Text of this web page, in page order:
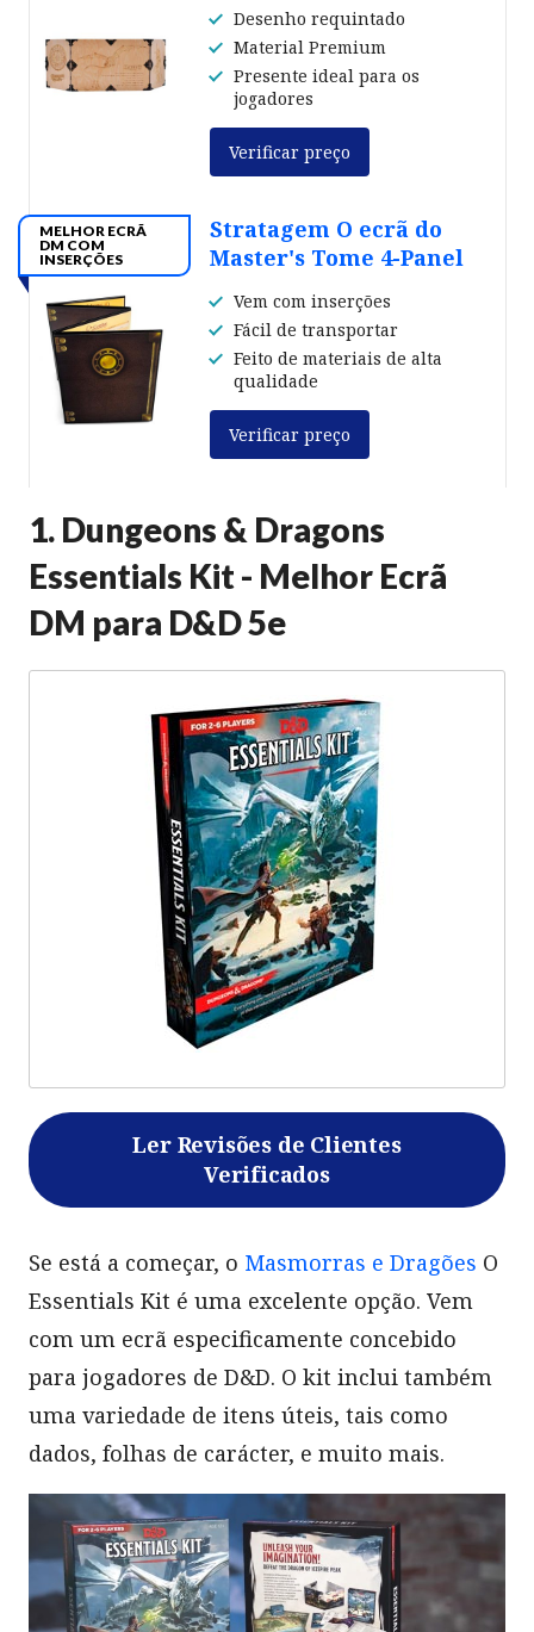
Desenho requintado
Material Premium
Presente ideal para os
jogadores
Verificar preço
MELHOR ECRÃ
DM COM
INSERÇÕES
Stratagem O ecrã do
Master's Tome 4-Panel
Vem com inserções
Fácil de transportar
Feito de materiais de alta
qualidade
Verificar preço
1. Dungeons & Dragons
Essentials Kit - Melhor Ecrã
DM para D&D 5e
Ler Revisões de Clientes
Verificados
Se está a começar, o Masmorras e Dragões O
Essentials Kit é uma excelente opção. Vem
com um ecrã especificamente concebido
para jogadores de D&D. O kit inclui também
uma variedade de itens úteis, tais como
dados, folhas de carácter, e muito mais.